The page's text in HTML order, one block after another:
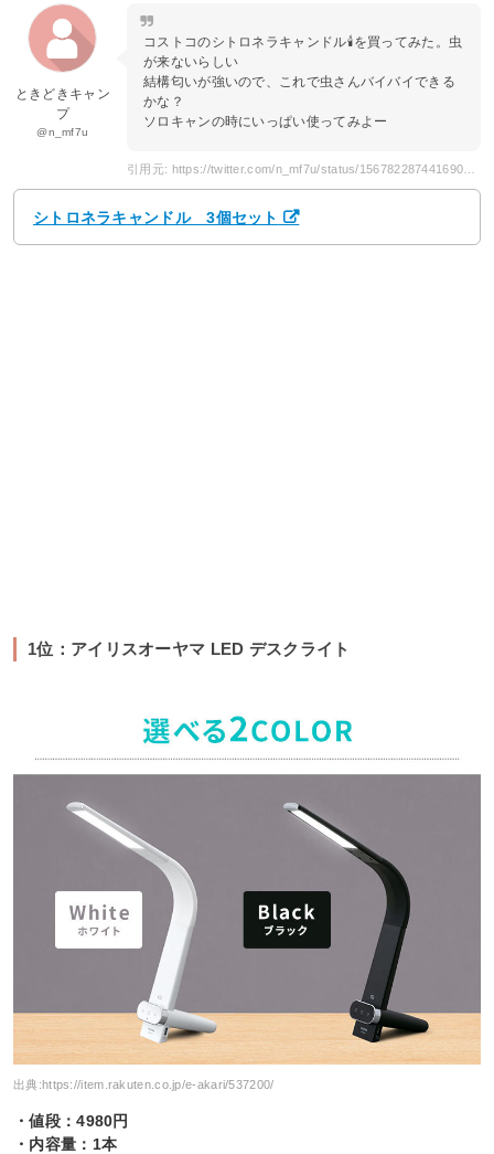
ときどきキャン
プ
@n_mf7u
コストコのシトロネラキャンドル🕯を買ってみた。虫
が来ないらしい
結構匂いが強いので、これで虫さんバイバイできる
かな？
ソロキャンの時にいっぱい使ってみよー
シトロネラキャンドル 3個セット
1位：アイリスオーヤマ LED デスクライト
出典:https://item.rakuten.co.jp/e-akari/537200/
・値段：4980円
・内容量：1本